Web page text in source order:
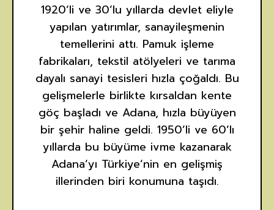
1920’li ve 30’lu yıllarda devlet eliyle
yapılan yatırımlar, sanayileşmenin
temellerini attı. Pamuk işleme
fabrikaları, tekstil atölyeleri ve tarıma
dayalı sanayi tesisleri hızla çoğaldı. Bu
gelişmelerle birlikte kırsaldan kente
göç başladı ve Adana, hızla büyüyen
bir şehir haline geldi. 1950’li ve 60’lı
yıllarda bu büyüme ivme kazanarak
Adana’yı Türkiye’nin en gelişmiş
illerinden biri konumuna taşıdı.